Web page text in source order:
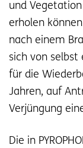
und
erholen
nach einem
sich von selbst
für die
Jahren, auf
Verjüngung
Die in